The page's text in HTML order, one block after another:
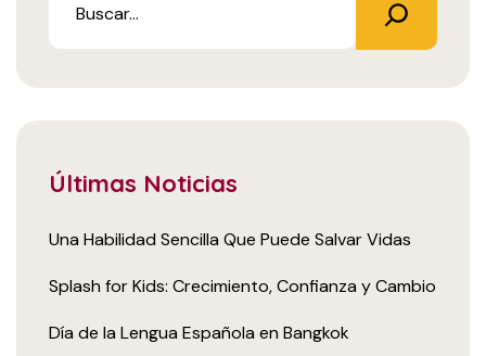
Últimas Noticias
Una Habilidad Sencilla Que Puede Salvar Vidas
Splash for Kids: Crecimiento, Confianza y Cambio
Día de la Lengua Española en Bangkok